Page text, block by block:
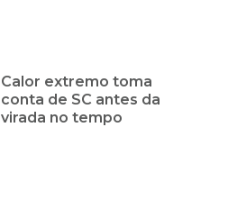
Calor extremo toma
conta de SC antes da
virada no tempo